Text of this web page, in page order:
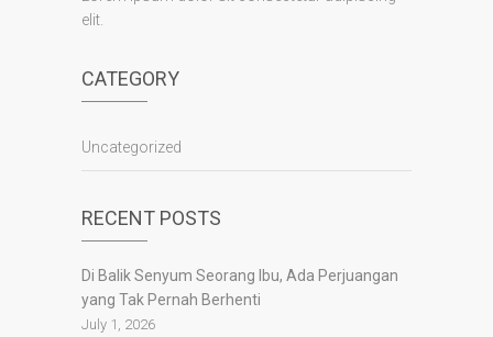
elit.
CATEGORY
Uncategorized
RECENT POSTS
Di Balik Senyum Seorang Ibu, Ada Perjuangan
yang Tak Pernah Berhenti
July 1, 2026